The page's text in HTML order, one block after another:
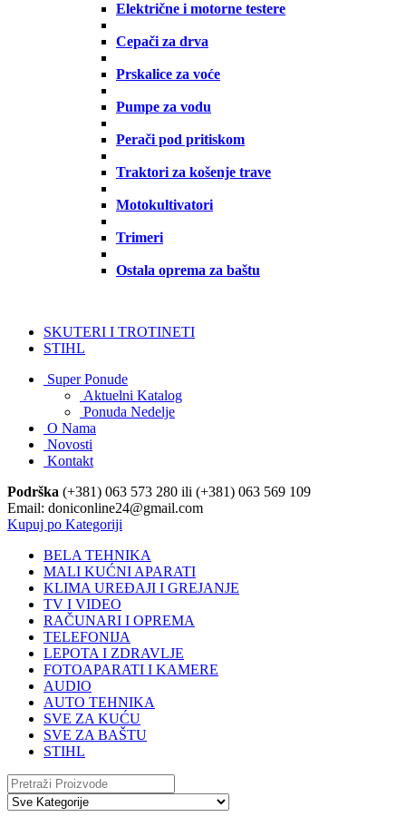
Električne i motorne testere
Cepači za drva
Prskalice za voće
Pumpe za vodu
Perači pod pritiskom
Traktori za košenje trave
Motokultivatori
Trimeri
Ostala oprema za baštu
SKUTERI I TROTINETI
STIHL
Super Ponude
Aktuelni Katalog
Ponuda Nedelje
O Nama
Novosti
Kontakt
Podrška (+381) 063 573 280 ili (+381) 063 569 109
Email: doniconline24@gmail.com
Kupuj po Kategoriji
BELA TEHNIKA
MALI KUĆNI APARATI
KLIMA UREĐAJI I GREJANJE
TV I VIDEO
RAČUNARI I OPREMA
TELEFONIJA
LEPOTA I ZDRAVLJE
FOTOAPARATI I KAMERE
AUDIO
AUTO TEHNIKA
SVE ZA KUĆU
SVE ZA BAŠTU
STIHL
Search
for: